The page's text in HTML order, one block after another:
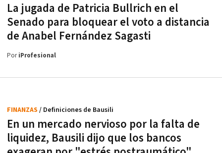
La jugada de Patricia Bullrich en el
Senado para bloquear el voto a distancia
de Anabel Fernández Sagasti
PoriProfesional
En un mercado nervioso por la falta de
liquidez, Bausili dijo que los bancos
FINANZAS / Definiciones de Bausili